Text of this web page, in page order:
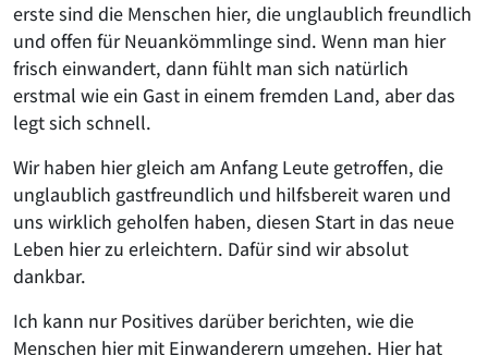
erste sind die Menschen hier, die unglaublich freundlich
und offen für Neuankömmlinge sind. Wenn man hier
frisch einwandert, dann fühlt man sich natürlich
erstmal wie ein Gast in einem fremden Land, aber das
legt sich schnell.
Wir haben hier gleich am Anfang Leute getroffen, die
unglaublich gastfreundlich und hilfsbereit waren und
uns wirklich geholfen haben, diesen Start in das neue
Leben hier zu erleichtern. Dafür sind wir absolut
dankbar.
Ich kann nur Positives darüber berichten, wie die
Menschen hier mit Einwanderern umgehen. Hier hat